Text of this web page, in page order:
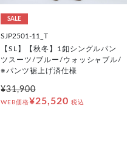
SALE
SJP2501-11_T
【SL】【秋冬】1釦シングルパン
ツスーツ/ブルー/ウォッシャブル/
※パンツ裾上げ済仕様
¥31,900
WEB価格¥25,520 税込